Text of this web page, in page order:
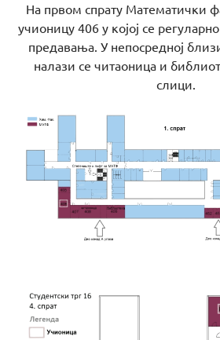
На првом спрату Математички
учионицу 406 у којој се
предавања. У непосредној
налази се читаоница и
слици.